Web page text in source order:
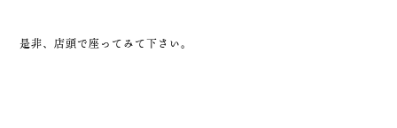
是非、店頭で座ってみて下さい。